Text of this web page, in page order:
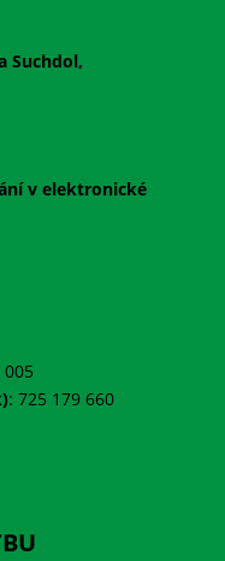
Suchdol,
v elektronické
: 725 179 660